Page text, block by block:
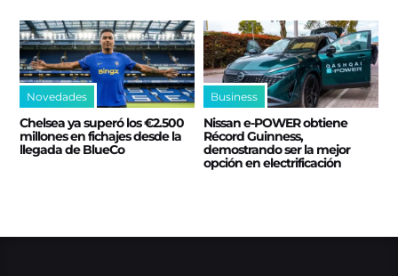
Novedades
Chelsea ya superó los €2.500
millones en fichajes desde la
llegada de BlueCo
Business
Nissan e‑POWER obtiene
Récord Guinness,
demostrando ser la mejor
opción en electrificación